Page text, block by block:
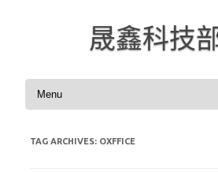
晟鑫科技
Skip to content
TAG ARCHIVES: OXFFICE